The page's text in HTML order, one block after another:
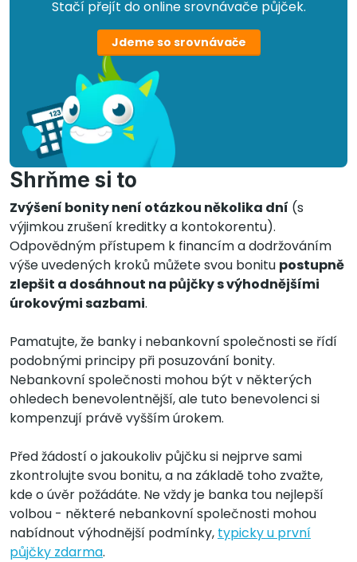
Stačí přejít do online srovnávače půjček.
Jdeme so srovnávače
Shrňme si to
Zvýšení bonity není otázkou několika dní (s
výjimkou zrušení kreditky a kontokorentu).
Odpovědným přístupem k financím a dodržováním
výše uvedených kroků můžete svou bonitu postupně
zlepšit a dosáhnout na půjčky s výhodnějšími
úrokovými sazbami.
Pamatujte, že banky i nebankovní společnosti se řídí
podobnými principy při posuzování bonity.
Nebankovní společnosti mohou být v některých
ohledech benevolentnější, ale tuto benevolenci si
kompenzují právě vyšším úrokem.
Před žádostí o jakoukoliv půjčku si nejprve sami
zkontrolujte svou bonitu, a na základě toho zvažte,
kde o úvěr požádáte. Ne vždy je banka tou nejlepší
volbou - některé nebankovní společnosti mohou
nabídnout výhodnější podmínky, typicky u první
půjčky zdarma.